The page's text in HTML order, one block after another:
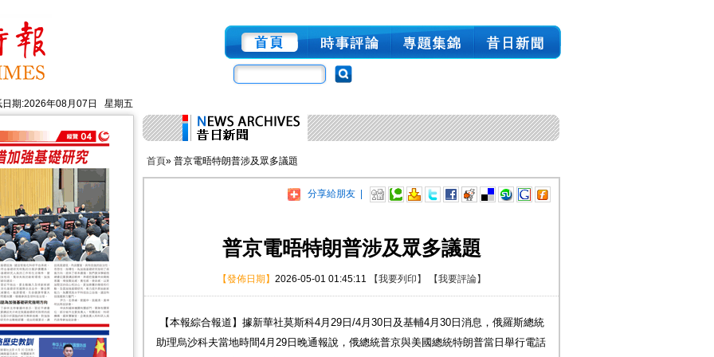
日期:2026年08月07日 星期五
首頁» 普京電晤特朗普涉及眾多議題
分享給朋友 |
普京電晤特朗普涉及眾多議題
【發佈日期】 2026-05-01 01:45:11 【我要列印】 【我要評論】
【本報綜合報道】據新華社莫斯科4月29日/4月30日及基輔4月30日消息，俄羅斯總統
助理烏沙科夫當地時間4月29日晚通報說，俄總統普京與美國總統特朗普當日舉行電話